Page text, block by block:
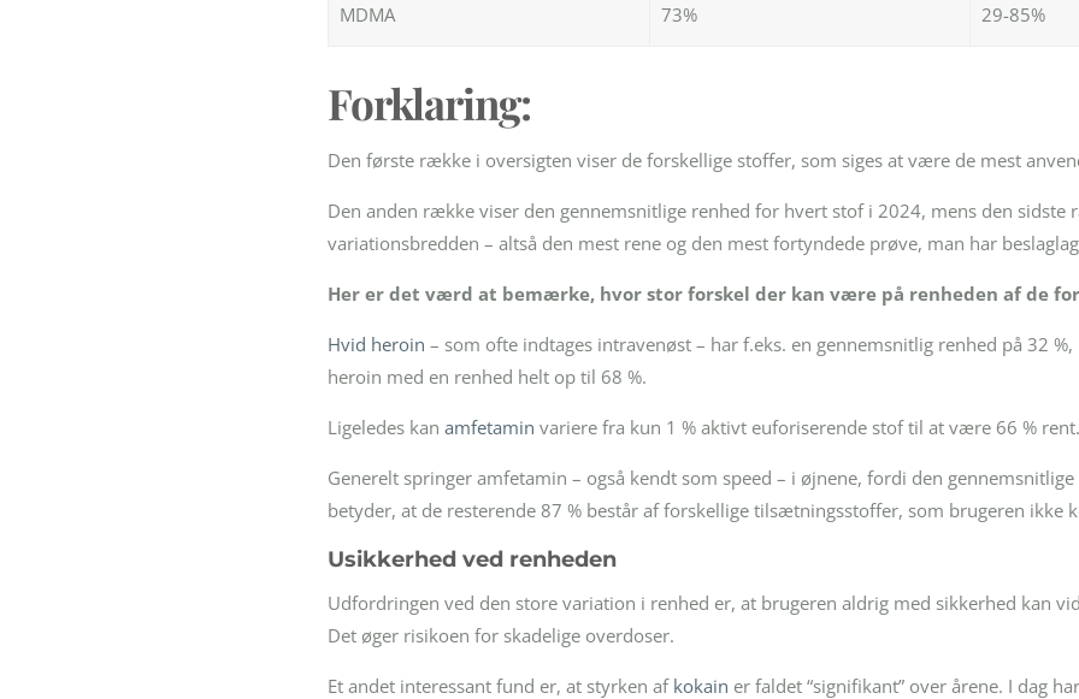
MDMA 73% 29-85%
Forklaring:
Den første række i oversigten viser de forskellige stoffer, som siges at være de mest
Den anden række viser den gennemsnitlige renhed for hvert stof i 2024, mens den sidste
variationsbredden – altså den mest rene og den mest fortyndede prøve, man har
Her er det værd at bemærke, hvor stor forskel der kan være på renheden af de
Hvid heroin – som ofte indtages intravenøst – har f.eks. en gennemsnitlig renhed på 32
heroin med en renhed helt op til 68 %.
Ligeledes kan amfetamin variere fra kun 1 % aktivt euforiserende stof til at være 66 % rent.
Generelt springer amfetamin – også kendt som speed – i øjnene, fordi den
betyder, at de resterende 87 % består af forskellige tilsætningsstoffer, som brugeren ikke
Usikkerhed ved renheden
Udfordringen ved den store variation i renhed er, at brugeren aldrig med sikkerhed kan
Det øger risikoen for skadelige overdoser.
Et andet interessant fund er, at styrken af kokain er faldet “signifikant” over årene. I dag